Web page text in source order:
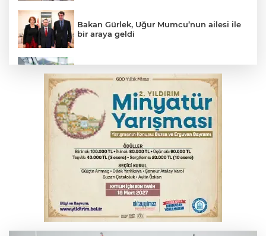
Bakan Gürlek, Uğur Mumcu’nun ailesi ile
bir araya geldi
yansıyacak mı?
YENİ Parti Genel Başkanı Özel'den
Çerçeve Yasa yorumu
Serbest piyasada döviz fiyatları
Serbest piyasada altın fiyatları...